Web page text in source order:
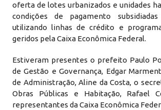
oferta de lotes urbanizados e unidades
condições de pagamento
utilizando linhas de crédito e
geridos pela Caixa Econômica Federal.
Estiveram presentes o prefeito Paulo
de Gestão e Governança, Edgar
de Administração, Aline da Costa, o
Obras Públicas e Habitação, Rafael
representantes da Caixa Econômica